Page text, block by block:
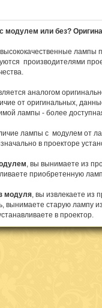
модулем или без?
лампы
производителями
аналогом
от оригинальных,
лампы - более
лампы с модулем от
в проекторе
, вы вынимаете из
приобретенную
модуля, вы извлекаете из
вынимаете старую лампу
в проектор.